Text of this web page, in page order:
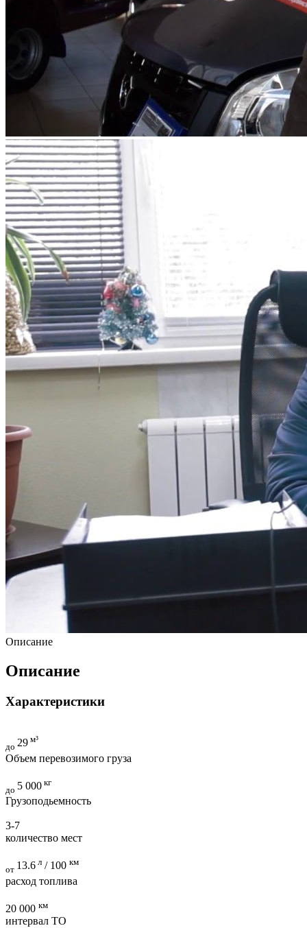
Описание
Описание
Характеристики
до 29 м³
Объем перевозимого груза
до 5 000 кг
Грузоподьемность
3-7
количество мест
от 13.6 л / 100 км
расход топлива
20 000 км
интервал ТО